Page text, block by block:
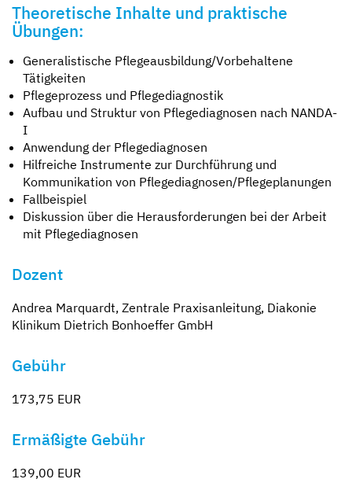
Theoretische Inhalte und praktische
Übungen:
Generalistische Pflegeausbildung/Vorbehaltene
Tätigkeiten
Pflegeprozess und Pflegediagnostik
Aufbau und Struktur von Pflegediagnosen nach NANDA-
I
Anwendung der Pflegediagnosen
Hilfreiche Instrumente zur Durchführung und
Kommunikation von Pflegediagnosen/Pflegeplanungen
Fallbeispiel
Diskussion über die Herausforderungen bei der Arbeit
mit Pflegediagnosen
Dozent
Andrea Marquardt, Zentrale Praxisanleitung, Diakonie
Klinikum Dietrich Bonhoeffer GmbH
Gebühr
173,75 EUR
Ermäßigte Gebühr
139,00 EUR